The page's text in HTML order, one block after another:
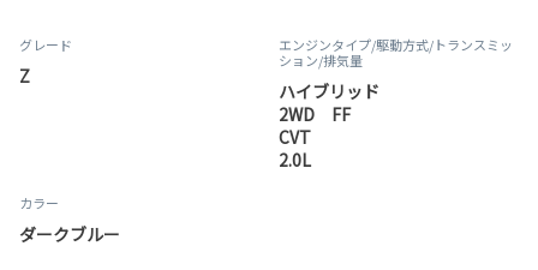
グレード
Z
エンジンタイプ/駆動方式/トランスミッ
ション/排気量
ハイブリッド
2WD FF
CVT
2.0L
カラー
ダークブルー